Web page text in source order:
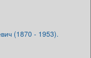
(1870 - 1953).